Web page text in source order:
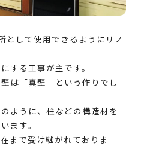
として使用できるようにリノ
する工事が主です。
は「真壁」という作りでし
ように、柱などの構造材を
ます。
まで受け継がれておりま